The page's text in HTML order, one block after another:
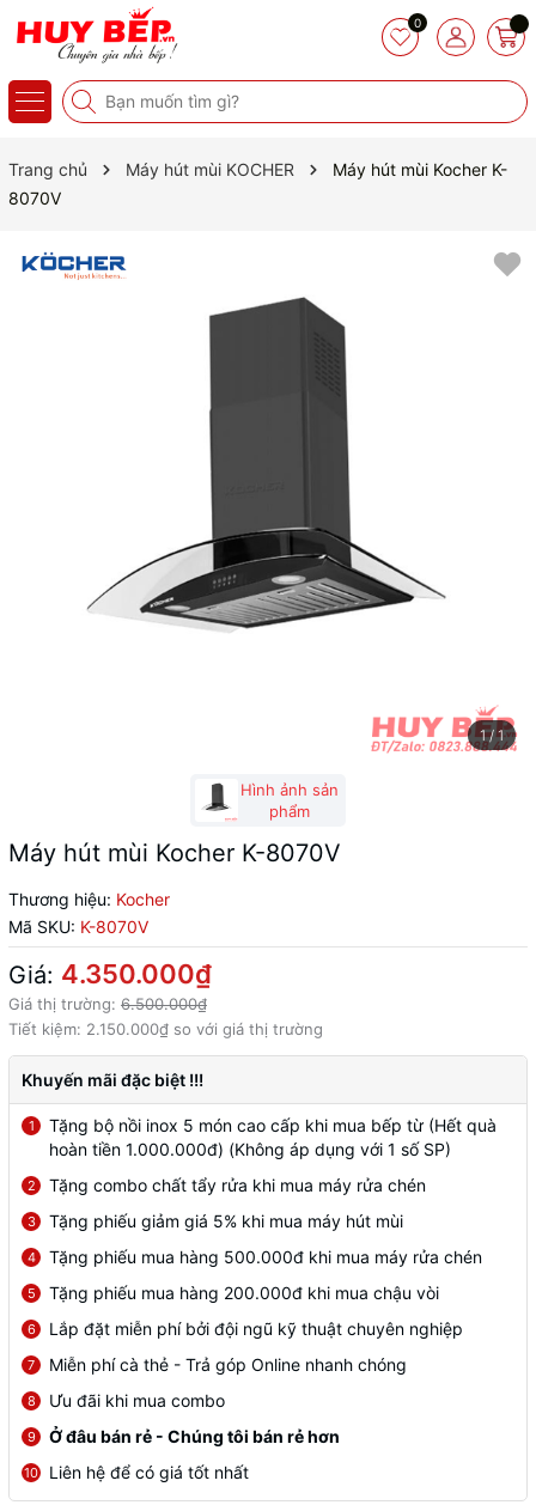
0
Trang chủ Máy hút mùi KOCHER
Máy hút mùi Kocher K-
8070V
1/1
Hình ảnh sản
phẩm
Máy hút mùi Kocher K-8070V
Thương hiệu: Kocher
Mã SKU: K-8070V
Giá: 4.350.000₫
Giá thị trường: 6.500.000₫
Tiết kiệm: 2.150.000₫ so với giá thị trường
Khuyến mãi đặc biệt !!!
1
Tặng bộ nồi inox 5 món cao cấp khi mua bếp từ (Hết quà
hoàn tiền 1.000.000đ) (Không áp dụng với 1 số SP)
2 Tặng combo chất tẩy rửa khi mua máy rửa chén
3 Tặng phiếu giảm giá 5% khi mua máy hút mùi
4 Tặng phiếu mua hàng 500.000đ khi mua máy rửa chén
5 Tặng phiếu mua hàng 200.000đ khi mua chậu vòi
6 Lắp đặt miễn phí bởi đội ngũ kỹ thuật chuyên nghiệp
7 Miễn phí cà thẻ - Trả góp Online nhanh chóng
8 Ưu đãi khi mua combo
9 Ở đâu bán rẻ - Chúng tôi bán rẻ hơn
10 Liên hệ để có giá tốt nhất